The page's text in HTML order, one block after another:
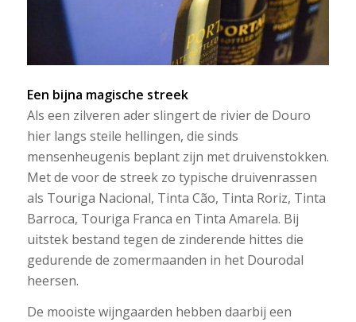
Een bijna magische streek
Als een zilveren ader slingert de rivier de Douro
hier langs steile hellingen, die sinds
mensenheugenis beplant zijn met druivenstokken.
Met de voor de streek zo typische druivenrassen
als Touriga Nacional, Tinta Cão, Tinta Roriz, Tinta
Barroca, Touriga Franca en Tinta Amarela. Bij
uitstek bestand tegen de zinderende hittes die
gedurende de zomermaanden in het Dourodal
heersen.
De mooiste wijngaarden hebben daarbij een